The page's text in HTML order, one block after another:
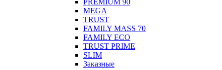
MEGA
TRUST
FAMILY MASS 70
FAMILY ECO
TRUST PRIME
SLIM
Заказные